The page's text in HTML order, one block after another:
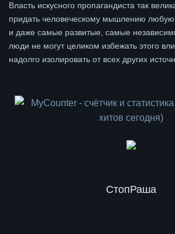
Власть искусного пропагандиста так
придать человеческому мышлению
и даже самые развитые, самые
люди не могут целиком избежать этого
надолго изолировать от всех других
СтопРаша